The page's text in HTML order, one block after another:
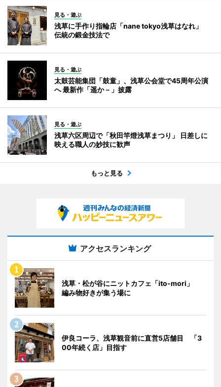
見る・遊ぶ
浅草に手作り指輪店「nane tokyo浅草はなれ」
伝統の鍛金技法で
見る・遊ぶ
太鼓芸能集団「鼓童」、浅草公会堂で45周年公演
へ 最新作「遥か－」披露
見る・遊ぶ
浅草六区周辺で「秋田竿燈浅草まつり」 日差しに
映える職人の妙技に歓声
もっと見る
アクセスランキング
浅草・松が谷にニットカフェ「ito-mori」
編み物好きが集う場に
伊良コーラ、浅草観音前に直営5店舗目 「3
00年続く店」目指す